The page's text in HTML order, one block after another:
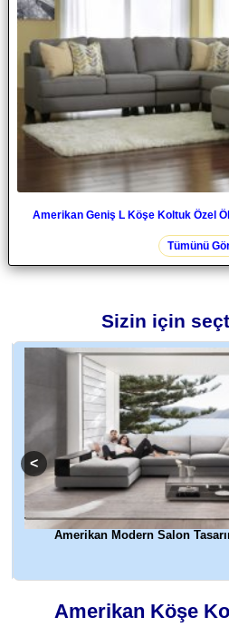
Amerikan Geniş L Köşe Koltuk Özel
Tümünü
Sizin için
Amerikan Modern Salon
Amerikan Köşe